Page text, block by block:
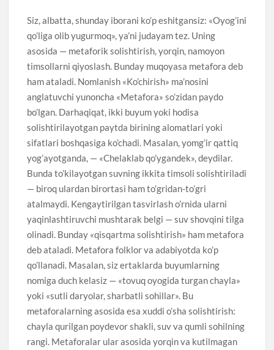
Siz, albatta, shunday iborani ko’p eshitgansiz: «Oyog’ini
qo’liga olib yugurmoq», ya’ni judayam tez. Uning
asosida — metaforik solishtirish, yorqin, namoyon
timsollarni qiyoslash. Bunday muqoyasa metafora deb
ham ataladi. Nomlanish «Ko’chirish» ma’nosini
anglatuvchi yunoncha «Metafora» so’zidan paydo
bo’lgan. Darhaqiqat, ikki buyum yoki hodisa
solishtirilayotgan paytda birining alomatlari yoki
sifatlari boshqasiga ko’chadi. Masalan, yomg’ir qattiq
yog’ayotganda, — «Chelaklab qo’ygandek», deydilar.
Bunda to’kilayotgan suvning ikkita timsoli solishtiriladi
— biroq ulardan birortasi ham to’gridan-to’gri
atalmaydi. Kengaytirilgan tasvirlash o’rnida ularni
yaqinlashtiruvchi mushtarak belgi — suv shovqini tilga
olinadi. Bunday «qisqartma solishtirish» ham metafora
deb ataladi. Metafora folklor va adabiyotda ko’p
qo’llanadi. Masalan, siz ertaklarda buyumlarning
nomiga duch kelasiz — «tovuq oyogida turgan chayla»
yoki «sutli daryolar, sharbatli sohillar». Bu
metaforalarning asosida esa xuddi o’sha solishtirish:
chayla qurilgan poydevor shakli, suv va qumli sohilning
rangi. Metaforalar ular asosida yorqin va kutilmagan